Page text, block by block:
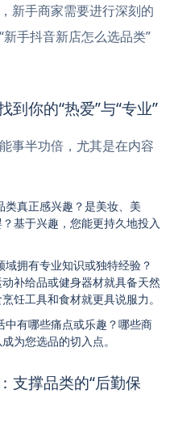
新手商家需要进行深刻的
手抖音新店怎么选品类”
你的“热爱”与“专业”
事半功倍，尤其是在内容
真正感兴趣？是美妆、美
基于兴趣，您能更持久地投入
拥有专业知识或独特经验？
补给品或健身器材就具备天然
饪工具和食材就更具说服力。
有哪些痛点或乐趣？哪些商
为您选品的切入点。
支撑品类的“后勤保